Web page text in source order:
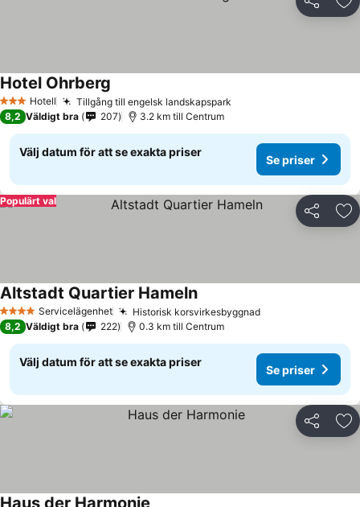
Dela
3 StjärnorHotell Tillgång till engelsk landskapspark
Hotel Ohrberg
8,2 Väldigt bra 207 3.2 km till Centrum
Välj datum för att se exakta priser
Se priser
Dela
Populärt val
4 StjärnorServicelägenhet Historisk korsvirkesbyggnadSe priser
Altstadt Quartier HamelnSe priser
8,2 Väldigt bra 222 0.3 km till Centrum
Välj datum för att se exakta priser
Se priser
Dela
Haus der Harmonie